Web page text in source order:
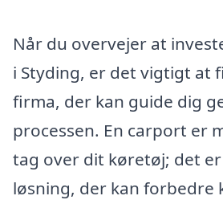
Når du overvejer at
i Styding, er det vigtigt at
firma, der kan guide dig
processen. En carport er
tag over dit køretøj; det
løsning, der kan forbedre